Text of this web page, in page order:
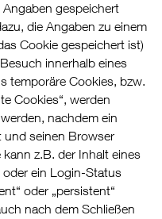
gespeichert
die Angaben zu einem
Cookie gespeichert ist)
innerhalb eines
temporäre Cookies, bzw.
Cookies“, werden
nachdem ein
und seinen Browser
z.B. der Inhalt eines
ein Login-Status
oder „persistent“
nach dem Schließen